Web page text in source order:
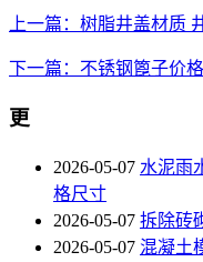
上一篇：树脂井盖材质
下一篇：不锈钢篦子价
更
2026-05-07 水泥雨
格尺寸
2026-05-07 拆除砖
2026-05-07 混凝土